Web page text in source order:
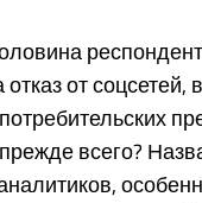
отказ от
всего?